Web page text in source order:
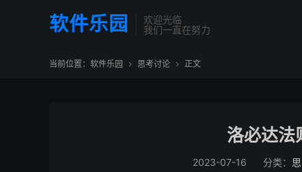
软件乐园
欢迎光临
我们一直在努力
当前位置： 软件乐园  思考讨论  正文
洛必达法
2023-07-16 分类：